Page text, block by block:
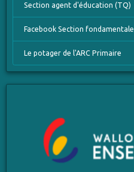
Section agent d'éducation (TQ)
Facebook Section fondamentale
Le potager de l'ARC Primaire